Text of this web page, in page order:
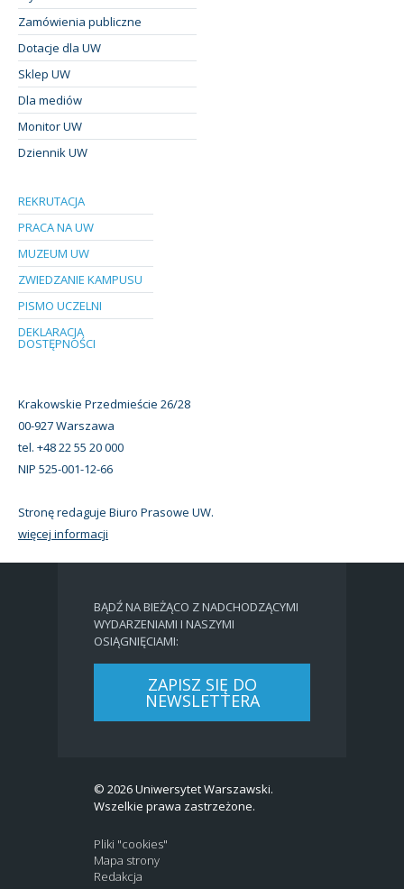
Zamówienia publiczne
Dotacje dla UW
Sklep UW
Dla mediów
Monitor UW
Dziennik UW
REKRUTACJA
PRACA NA UW
MUZEUM UW
ZWIEDZANIE KAMPUSU
PISMO UCZELNI
DEKLARACJA
DOSTĘPNOŚCI
Krakowskie Przedmieście 26/28
00-927 Warszawa
tel. +48 22 55 20 000
NIP 525-001-12-66
Stronę redaguje Biuro Prasowe UW.
więcej informacji
BĄDŹ NA BIEŻĄCO Z NADCHODZĄCYMI
WYDARZENIAMI I NASZYMI
OSIĄGNIĘCIAMI:
ZAPISZ SIĘ DO
NEWSLETTERA
© 2026 Uniwersytet Warszawski.
Wszelkie prawa zastrzeżone.
Pliki "cookies"
Mapa strony
Redakcja